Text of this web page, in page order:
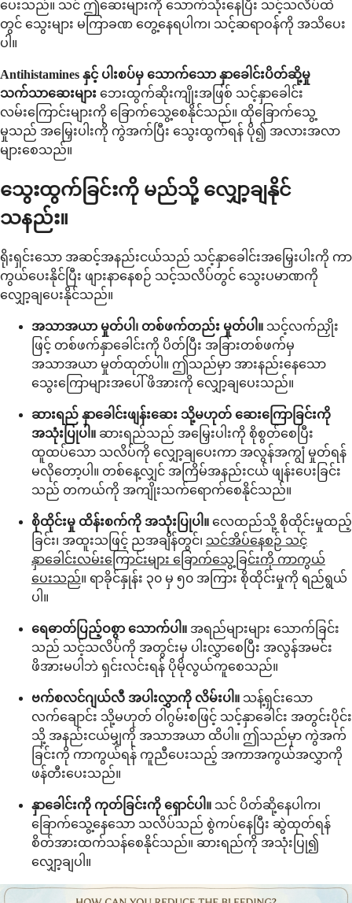
ပေးသည်။ သင် ဤဆေးများကို သောက်သုံးနေပြီး သင့်သလိပ်ထဲ
တွင် သွေးများ မကြာခဏ တွေ့နေရပါက၊ သင့်ဆရာဝန်ကို အသိပေး
ပါ။
Antihistamines နှင့် ပါးစပ်မှ သောက်သော နှာခေါင်းပိတ်ဆို့မှု
သက်သာဆေးများ ဘေးထွက်ဆိုးကျိုးအဖြစ် သင့်နှာခေါင်း
လမ်းကြောင်းများကို ခြောက်သွေ့စေနိုင်သည်။ ထိုခြောက်သွေ့
မှုသည် အမြှေးပါးကို ကွဲအက်ပြီး သွေးထွက်ရန် ပို၍ အလားအလာ
များစေသည်။
သွေးထွက်ခြင်းကို မည်သို့ လျှော့ချနိုင်
သနည်း။
ရိုးရှင်းသော အဆင့်အနည်းငယ်သည် သင့်နှာခေါင်းအမြှေးပါးကို ကာ
ကွယ်ပေးနိုင်ပြီး ဖျားနာနေစဉ် သင့်သလိပ်တွင် သွေးပမာဏကို
လျှော့ချပေးနိုင်သည်။
အသာအယာ မှုတ်ပါ၊ တစ်ဖက်တည်း မှုတ်ပါ။ သင့်လက်ညှိုး
ဖြင့် တစ်ဖက်နှာခေါင်းကို ပိတ်ပြီး အခြားတစ်ဖက်မှ
အသာအယာ မှုတ်ထုတ်ပါ။ ဤသည်မှာ အားနည်းနေသော
သွေးကြောများအပေါ် ဖိအားကို လျှော့ချပေးသည်။
ဆားရည် နှာခေါင်းဖျန်းဆေး သို့မဟုတ် ဆေးကြောခြင်းကို
အသုံးပြုပါ။ ဆားရည်သည် အမြှေးပါးကို စိုစွတ်စေပြီး
ထူထပ်သော သလိပ်ကို လျှော့ချပေးကာ အလွန်အကျွံ မှုတ်ရန်
မလိုတော့ပါ။ တစ်နေ့လျှင် အကြိမ်အနည်းငယ် ဖျန်းပေးခြင်း
သည် တကယ်ကို အကျိုးသက်ရောက်စေနိုင်သည်။
စိုထိုင်းမှု ထိန်းစက်ကို အသုံးပြုပါ။ လေထည်သို့ စိုထိုင်းမှုထည့်
ခြင်း၊ အထူးသဖြင့် ညအချိန်တွင်၊ သင်အိပ်နေစဉ် သင့်
နှာခေါင်းလမ်းကြောင်းများ ခြောက်သွေ့ခြင်းကို ကာကွယ်
ပေးသည်။ ရာခိုင်နှုန်း ၃၀ မှ ၅၀ အကြား စိုထိုင်းမှုကို ရည်ရွယ်
ပါ။
ရေဓာတ်ပြည့်ဝစွာ သောက်ပါ။ အရည်များများ သောက်ခြင်း
သည် သင့်သလိပ်ကို အတွင်းမှ ပါးလွှာစေပြီး အလွန်အမင်း
ဖိအားမပါဘဲ ရှင်းလင်းရန် ပိုမိုလွယ်ကူစေသည်။
ဗက်စလင်ဂျယ်လီ အပါးလွှာကို လိမ်းပါ။ သန့်ရှင်းသော
လက်ချောင်း သို့မဟုတ် ဝါဂွမ်းစဖြင့် သင့်နှာခေါင်း အတွင်းပိုင်း
သို့ အနည်းငယ်မျှကို အသာအယာ ထိပါ။ ဤသည်မှာ ကွဲအက်
ခြင်းကို ကာကွယ်ရန် ကူညီပေးသည့် အကာအကွယ်အလွှာကို
ဖန်တီးပေးသည်။
နှာခေါင်းကို ကုတ်ခြင်းကို ရှောင်ပါ။ သင် ပိတ်ဆို့နေပါက၊
ခြောက်သွေ့နေသော သလိပ်သည် စွဲကပ်နေပြီး ဆွဲထုတ်ရန်
စိတ်အားထက်သန်စေနိုင်သည်။ ဆားရည်ကို အသုံးပြု၍
လျှော့ချပါ။